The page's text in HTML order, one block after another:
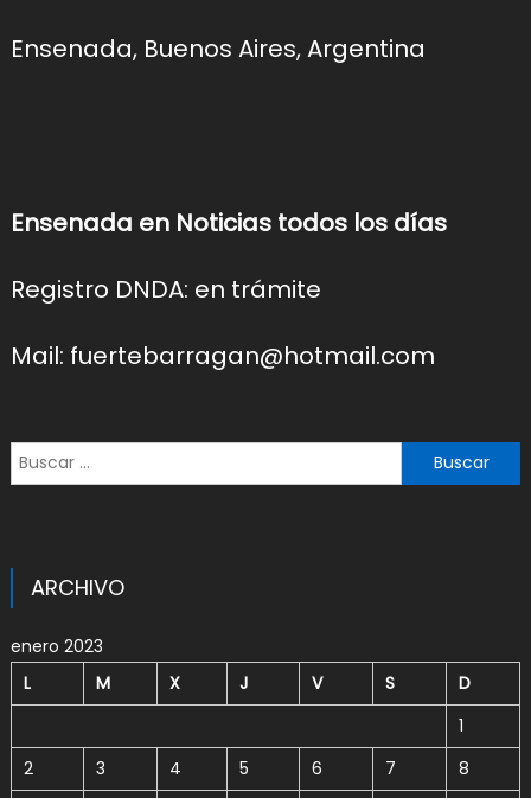
Ensenada, Buenos Aires, Argentina
Ensenada en Noticias todos los días
Registro DNDA: en trámite
Mail: fuertebarragan@hotmail.com
Buscar:
ARCHIVO
enero 2023
L
M X J V S
D
1
2
3 4 5 6 7 8